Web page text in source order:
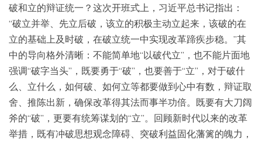
破和立的辩证统一？这次开班式上，习近平总书记指出：
“破立并举、先立后破，该立的积极主动立起来，该破的在
立的基础上及时破，在破立统一中实现改革蹄疾步稳。”其
中的导向格外清晰：不能简单地“以破代立”，也不能片面地
强调“破字当头”，既要勇于“破”，也要善于“立”，对于破什
么、立什么，如何破、如何立等都要做到心中有数，辩证取
舍、推陈出新，确保改革得其法而事半功倍。既要有大刀阔
斧的“破”，更要有统筹谋划的“立”。回顾新时代以来的改革
举措，既有冲破思想观念障碍、突破利益固化藩篱的魄力，